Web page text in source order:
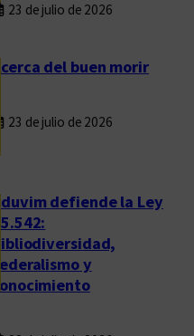
23 de julio de 2026
Acerca del buen morir
23 de julio de 2026
Eduvim defiende la Ley
25.542:
bibliodiversidad,
federalismo y
conocimiento